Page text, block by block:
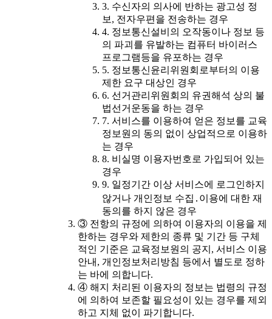
3. 수신자의 의사에 반하는 광고성 정
보, 전자우편을 전송하는 경우
4. 정보통신설비의 오작동이나 정보 등
의 파괴를 유발하는 컴퓨터 바이러스
프로그램등을 유포하는 경우
5. 정보통신윤리위원회로부터의 이용
제한 요구 대상인 경우
6. 선거관리위원회의 유권해석 상의 불
법선거운동을 하는 경우
7. 서비스를 이용하여 얻은 정보를 교육
정보원의 동의 없이 상업적으로 이용하
는 경우
8. 비실명 이용자번호로 가입되어 있는
경우
9. 일정기간 이상 서비스에 로그인하지
않거나 개인정보 수집․이용에 대한 재
동의를 하지 않은 경우
③ 전항의 규정에 의하여 이용자의 이용을 제
한하는 경우와 제한의 종류 및 기간 등 구체
적인 기준은 교육정보원의 공지, 서비스 이용
안내, 개인정보처리방침 등에서 별도로 정하
는 바에 의합니다.
④ 해지 처리된 이용자의 정보는 법령의 규정
에 의하여 보존할 필요성이 있는 경우를 제외
하고 지체 없이 파기합니다.